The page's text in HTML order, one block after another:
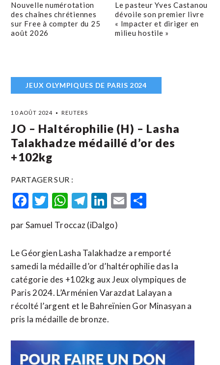
Nouvelle numérotation
des chaînes chrétiennes
sur Free à compter du 25
août 2026
Le pasteur Yves Castanou
dévoile son premier livre
« Impacter et diriger en
milieu hostile »
JEUX OLYMPIQUES DE PARIS 2024
10 AOÛT 2024 REUTERS
JO – Haltérophilie (H) – Lasha
Talakhadze médaillé d’or des
+102kg
PARTAGER SUR :
Facebook
Twitter
WhatsApp
Telegram
LinkedIn
Email
par Samuel Troccaz (iDalgo)
Le Géorgien Lasha Talakhadze a remporté
samedi la médaille d’or d’haltérophilie das la
catégorie des +102kg aux Jeux olympiques de
Paris 2024. L’Arménien Varazdat Lalayan a
récolté l’argent et le Bahreïnien Gor Minasyan a
pris la médaille de bronze.